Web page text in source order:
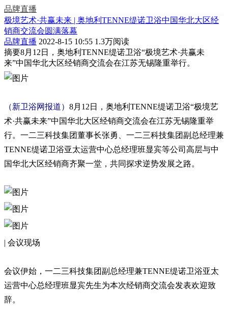
品牌直播
极境艺术·共赢未来 | 奥地利TENNE缇诺卫浴中国华北大区经
销商交流会圆满落幕
品牌直播 2022-8-15 10:55 1.3万阅读
摘要8月12日，奥地利TENNE缇诺卫浴“极境艺术·共赢未
来”中国华北大区经销商交流会在江苏无锡隆重举行。
（新卫浴网报道） 8月12日，奥地利TENNE缇诺卫浴“极境艺
术·共赢未来”中国华北大区经销商交流会在江苏无锡隆重举
行。一二三科技集团董事长张勇、一二三科技集团副总经理兼
TENNE缇诺卫浴亚太运营中心总经理班显宾等公司高层与中
国华北大区经销商齐聚一堂，共同探求逆势发展之路。
| 会议现场
会议伊始，一二三科技集团副总经理兼TENNE缇诺卫浴亚太
运营中心总经理班显宾先生为本次经销商交流会发表欢迎致
辞。